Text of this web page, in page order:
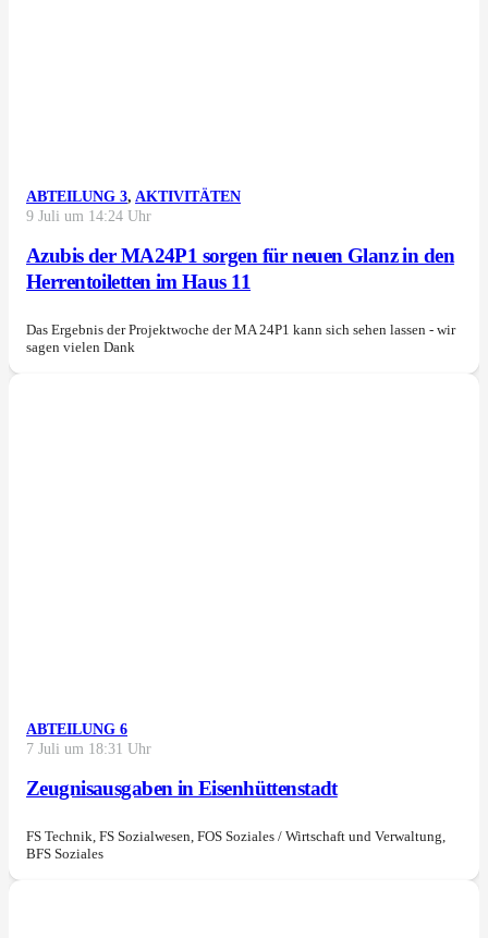
ABTEILUNG 3, AKTIVITÄTEN
9 Juli um 14:24 Uhr
Azubis der MA24P1 sorgen für neuen Glanz in den
Herrentoiletten im Haus 11
Das Ergebnis der Projektwoche der MA 24P1 kann sich sehen lassen - wir
sagen vielen Dank
ABTEILUNG 6
7 Juli um 18:31 Uhr
Zeugnisausgaben in Eisenhüttenstadt
FS Technik, FS Sozialwesen, FOS Soziales / Wirtschaft und Verwaltung,
BFS Soziales